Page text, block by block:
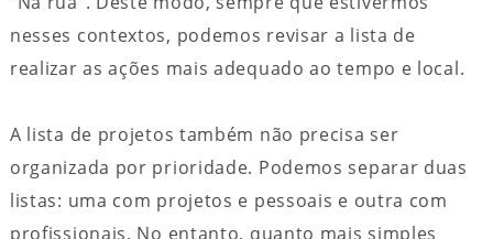
nesses contextos, podemos revisar a lista de
realizar as ações mais adequado ao tempo e local.
A lista de projetos também não precisa ser
organizada por prioridade. Podemos separar duas
listas: uma com projetos e pessoais e outra com
profissionais. No entanto, quanto mais simples